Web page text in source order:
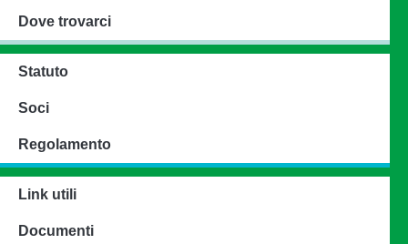
Dove trovarci
Statuto
Soci
Regolamento
Link utili
Documenti